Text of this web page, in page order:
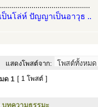
ป็นโล่ห์ ปัญญาเป็นอาวุธ ..
แสดงโพสต์จาก:
ด 1 [ 1 โพสต์ ]
บทความธรรมะ